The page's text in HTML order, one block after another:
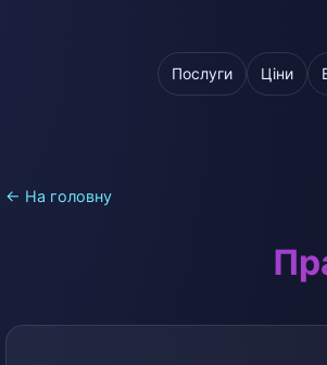
Послуги Ціни
← На головну